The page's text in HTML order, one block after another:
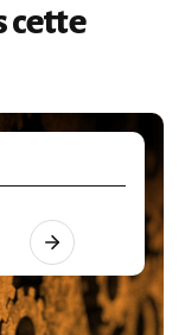
cette